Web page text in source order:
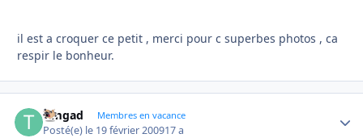
il est a croquer ce petit , merci pour c superbes photos , ca
respir le bonheur.
timgad Membres en vacance
Posté(e) le 19 février 200917 a